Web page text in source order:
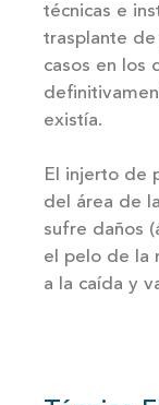
técnicas e
trasplante
casos en los
existía.
El injerto de
del área de
sufre daños
el pelo de la
a la caída y